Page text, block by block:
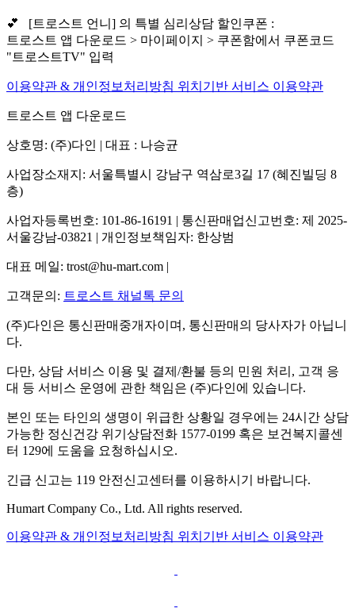
💕 [트로스트 언니] 의 특별 심리상담 할인쿠폰 :
트로스트 앱 다운로드 > 마이페이지 > 쿠폰함에서 쿠폰코드
"트로스트TV" 입력
이용약관 & 개인정보처리방침 위치기반 서비스 이용약관
트로스트 앱 다운로드
상호명: (주)다인 | 대표 : 나승균
사업장소재지: 서울특별시 강남구 역삼로3길 17 (혜진빌딩 8
층)
사업자등록번호: 101-86-16191 | 통신판매업신고번호: 제 2025-
서울강남-03821 | 개인정보책임자: 한상범
대표 메일: trost@hu-mart.com |
고객문의: 트로스트 채널톡 문의
(주)다인은 통신판매중개자이며, 통신판매의 당사자가 아닙니
다.
다만, 상담 서비스 이용 및 결제/환불 등의 민원 처리, 고객 응
대 등 서비스 운영에 관한 책임은 (주)다인에 있습니다.
본인 또는 타인의 생명이 위급한 상황일 경우에는 24시간 상담
가능한 정신건강 위기상담전화 1577-0199 혹은 보건복지콜센
터 129에 도움을 요청하십시오.
긴급 신고는 119 안전신고센터를 이용하시기 바랍니다.
Humart Company Co., Ltd. All rights reserved.
이용약관 & 개인정보처리방침 위치기반 서비스 이용약관